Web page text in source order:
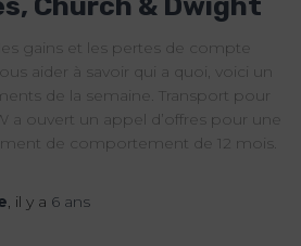
gains et les pertes de compte
aider à savoir qui a quoi, voici un
de la semaine. Transport pour
a ouvert un appel d’offres pour une
de comportement de 12 mois.
, il y a 6 ans